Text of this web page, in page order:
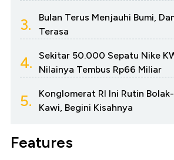
3.
Bulan Terus Menjauhi Bumi,
Terasa
4.
Sekitar 50.000 Sepatu Nike
Nilainya Tembus Rp66 Miliar
5.
Konglomerat RI Ini Rutin
Kawi, Begini Kisahnya
Features